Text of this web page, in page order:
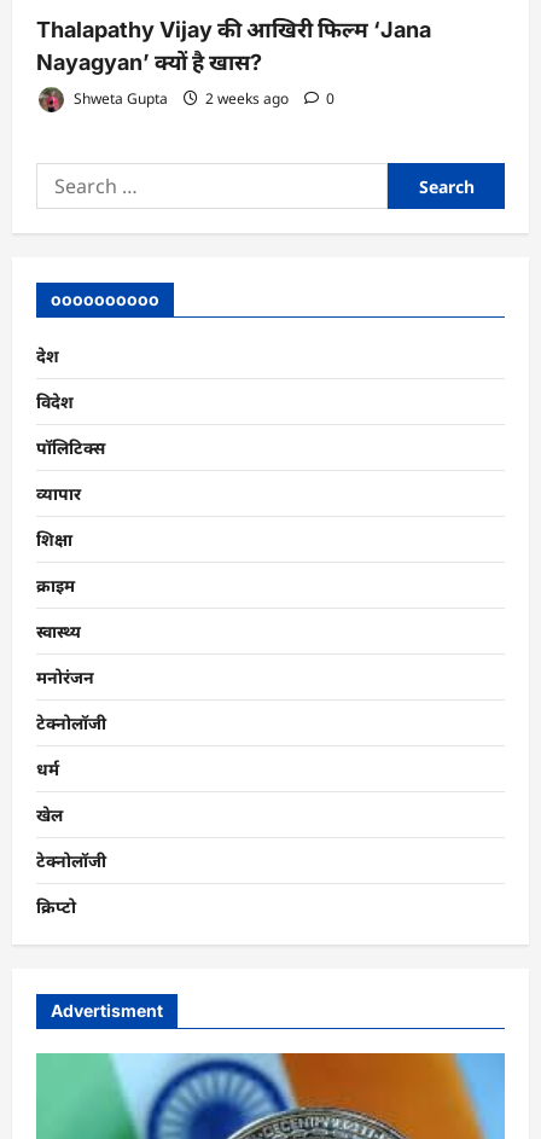
Thalapathy Vijay की आखिरी फिल्म ‘Jana
Nayagyan’ क्यों है खास?
Shweta Gupta 2 weeks ago 0
Search
for:
oooooooooo
देश
विदेश
पॉलिटिक्स
व्यापार
शिक्षा
क्राइम
स्वास्थ्य
मनोरंजन
टेक्नोलॉजी
धर्म
खेल
टेक्नोलॉजी
क्रिप्टो
Advertisment